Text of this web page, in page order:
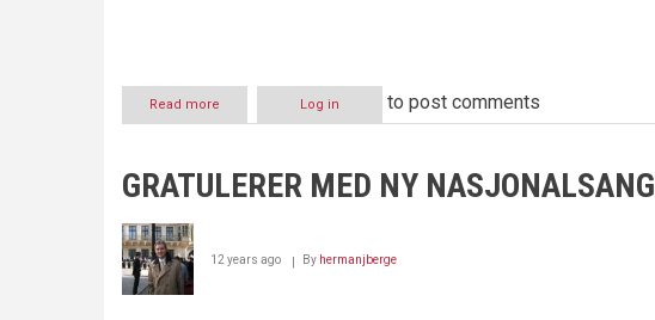
Read more
Bertelsen-
siste
Log in to post comments
GRATULERER MED NY NASJONALSANG
12 years ago By hermanjberge